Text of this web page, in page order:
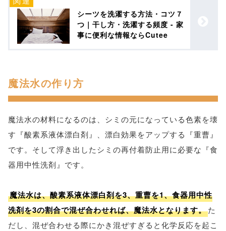
シーツを洗濯する方法・コツ７
つ｜干し方・洗濯する頻度 - 家
事に便利な情報ならCutee
魔法水の作り方
魔法水の材料になるのは、シミの元になっている色素を壊
す『酸素系液体漂白剤』、漂白効果をアップする『重曹』
です。そして浮き出したシミの再付着防止用に必要な『食
器用中性洗剤』です。
魔法水は、酸素系液体漂白剤を3、重曹を1、食器用中性
洗剤を3の割合で混ぜ合わせれば、魔法水となります。た
だし、混ぜ合わせる際にかき混ぜすぎると化学反応を起こ